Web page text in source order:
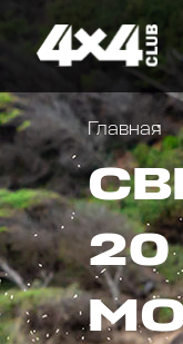
Главная
20